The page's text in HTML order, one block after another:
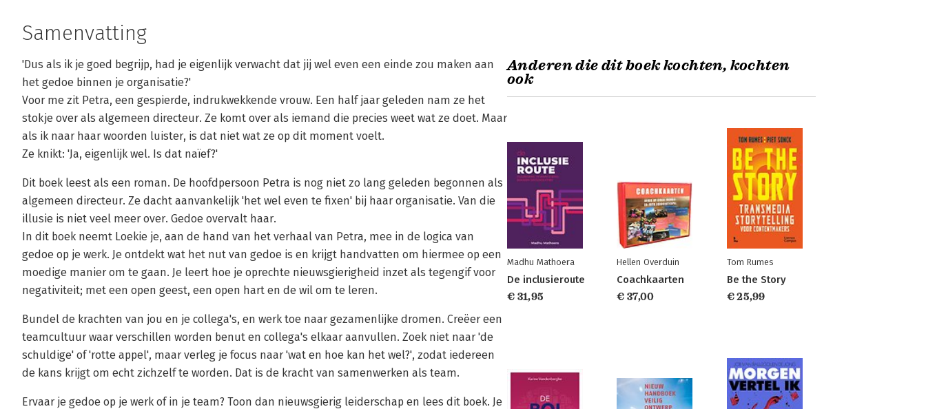
Samenvatting
'Dus als ik je goed begrijp, had je eigenlijk verwacht dat jij wel even een einde zou maken aan
het gedoe binnen je organisatie?'
Voor me zit Petra, een gespierde, indrukwekkende vrouw. Een half jaar geleden nam ze het
stokje over als algemeen directeur. Ze komt over als iemand die precies weet wat ze doet. Maar
als ik naar haar woorden luister, is dat niet wat ze op dit moment voelt.
Ze knikt: 'Ja, eigenlijk wel. Is dat naïef?'
Dit boek leest als een roman. De hoofdpersoon Petra is nog niet zo lang geleden begonnen als
algemeen directeur. Ze dacht aanvankelijk 'het wel even te fixen' bij haar organisatie. Van die
illusie is niet veel meer over. Gedoe overvalt haar.
In dit boek neemt Loekie je, aan de hand van het verhaal van Petra, mee in de logica van
gedoe op je werk. Je ontdekt wat het nut van gedoe is en krijgt handvatten om hiermee op een
moedige manier om te gaan. Je leert hoe je oprechte nieuwsgierigheid inzet als tegengif voor
negativiteit; met een open geest, een open hart en de wil om te leren.
Bundel de krachten van jou en je collega's, en werk toe naar gezamenlijke dromen. Creëer een
teamcultuur waar verschillen worden benut en collega's elkaar aanvullen. Zoek niet naar 'de
schuldige' of 'rotte appel', maar verleg je focus naar 'wat en hoe kan het wel?', zodat iedereen
de kans krijgt om echt zichzelf te worden. Dat is de kracht van samenwerken als team.
Ervaar je gedoe op je werk of in je team? Toon dan nieuwsgierig leiderschap en lees dit boek. Je
Anderen die dit boek kochten, kochten
ook
Madhu Mathoera
De inclusieroute
€ 31,95
Hellen Overduin
Coachkaarten
€ 37,00
Tom Rumes
Be the Story
€ 25,99